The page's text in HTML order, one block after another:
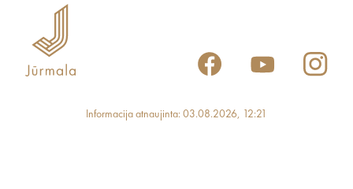
Informacija atnaujinta: 03.08.2026, 12:21